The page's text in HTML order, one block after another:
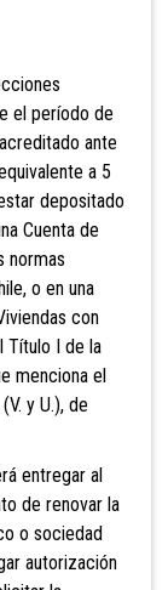
el período de
ante
a 5
depositado
Cuenta de
normas
o en una
con
Título I de la
menciona el
y U.), de
entregar al
de renovar la
o sociedad
autorización